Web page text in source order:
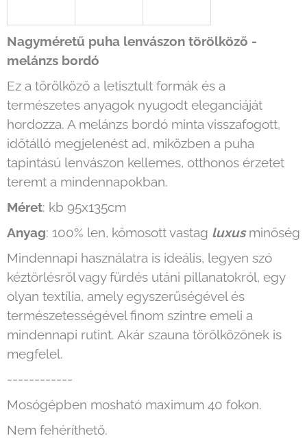
Nagyméretű puha lenvászon törölköző -
melánzs bordó
Ez a törölköző a letisztult formák és a
természetes anyagok nyugodt eleganciáját
hordozza. A melánzs bordó minta visszafogott,
időtálló megjelenést ad, miközben a puha
tapintású lenvászon kellemes, otthonos érzetet
teremt a mindennapokban.
Méret: kb 95x135cm
Anyag: 100% len, kőmosott vastag luxus minőség
Mindennapi használatra is ideális, legyen szó
kéztörlésről vagy fürdés utáni pillanatokról, egy
olyan textília, amely egyszerűségével és
természetességével finom szintre emeli a
mindennapi rutint. Akár szauna törölközőnek is
megfelel.
------------
Mosógépben mosható maximum 40 fokon.
Nem fehéríthető.